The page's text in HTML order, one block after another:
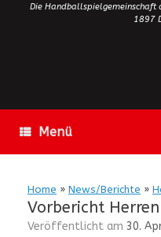
Die Handballspielgemeinschaft
1897
Menü
Home » News/Berichte »
Vorbericht
Veröffentlicht am 30.